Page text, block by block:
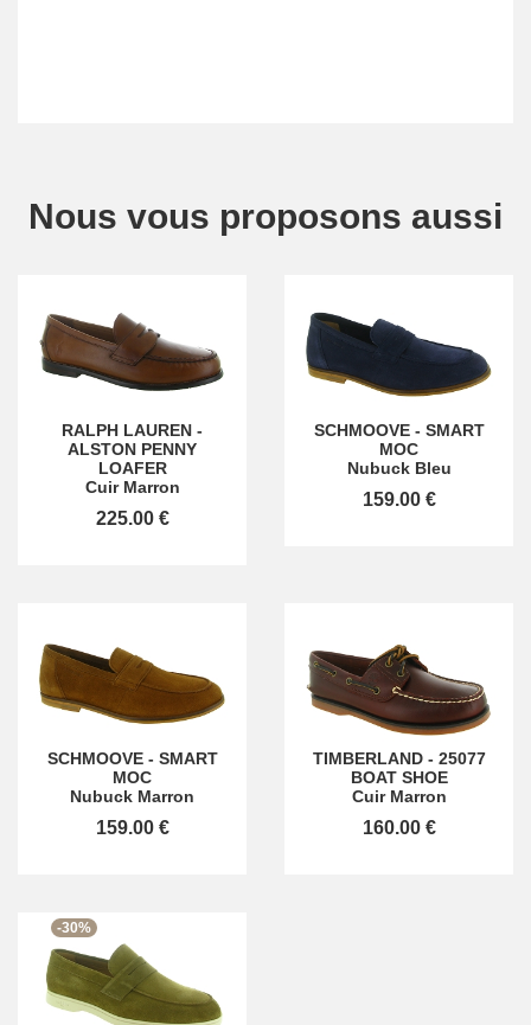
Nous vous proposons aussi
RALPH LAUREN -
ALSTON PENNY
LOAFER
Cuir Marron
225.00 €
SCHMOOVE- SMART
MOC
Nubuck Bleu
159.00 €
SCHMOOVE- SMART
MOC
Nubuck Marron
159.00 €
TIMBERLAND- 25077
BOAT SHOE
Cuir Marron
160.00 €
-30%